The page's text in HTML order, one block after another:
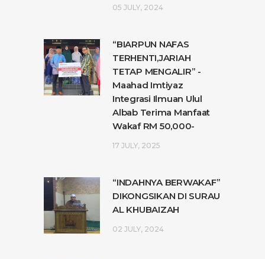
05 JULY, 2024
“BIARPUN NAFAS
TERHENTI,JARIAH
TETAP MENGALIR” -
Maahad Imtiyaz
Integrasi Ilmuan Ulul
Albab Terima Manfaat
Wakaf RM 50,000-
17 JULY, 2025
“INDAHNYA BERWAKAF”
DIKONGSIKAN DI SURAU
AL KHUBAIZAH
02 JULY, 2024